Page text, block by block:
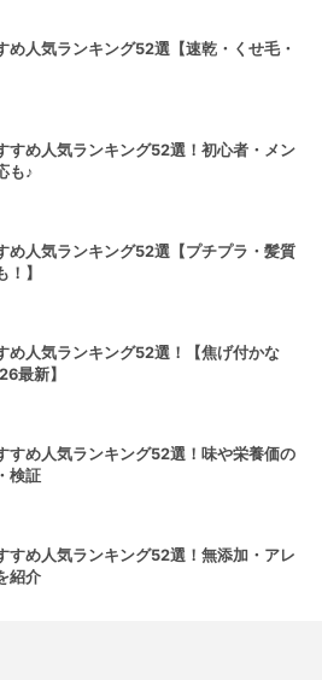
め人気ランキング52選【速乾・くせ毛・
すめ人気ランキング52選！初心者・メン
も♪
め人気ランキング52選【プチプラ・髪質
】
め人気ランキング52選！【焦げ付かな
最新】
すめ人気ランキング52選！味や栄養価の
検証
すめ人気ランキング52選！無添加・アレ
紹介